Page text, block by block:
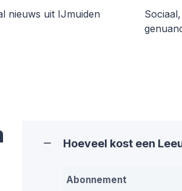
nieuws uit IJmuiden
Hoeveel kost een
Abonnement